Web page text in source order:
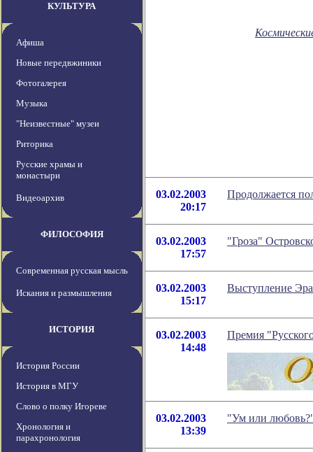
КУЛЬТУРА
Афиша
Новые передвжиники
Фотогалерея
Музыка
"Неизвестные" музеи
Риторика
Русские храмы и
монастыри
Видеоархив
ФИЛОСОФИЯ
Современная русская мысль
Искания и размышления
ИСТОРИЯ
История России
История в МГУ
Слово о полку Игореве
Хронология и
парахронология
03.02.2003
20:17
Продолжается
03.02.2003
17:57
"Гроза"
03.02.2003
15:17
Выступление
03.02.2003
14:48
Премия
03.02.2003
13:39
"Ум или